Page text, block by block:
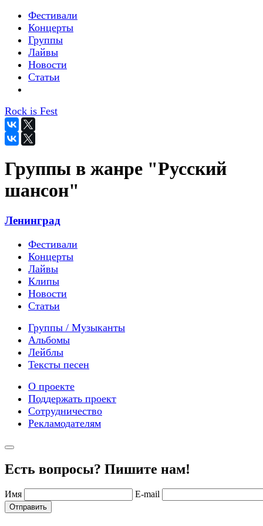
Фестивали
Концерты
Группы
Лайвы
Новости
Статьи
Rock is Fest
Группы в жанре "Русский
шансон"
Ленинград
Фестивали
Концерты
Лайвы
Клипы
Новости
Статьи
Группы / Музыканты
Альбомы
Лейблы
Тексты песен
О проекте
Поддержать проект
Сотрудничество
Рекламодателям
Есть вопросы? Пишите нам!
Имя E-mail